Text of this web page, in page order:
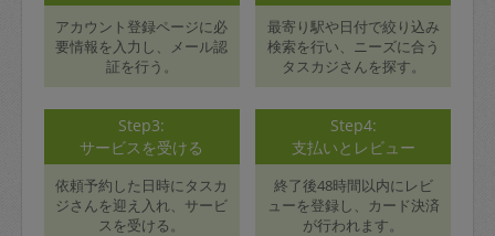
アカウント登録ページに必
要情報を入力し、メール認
証を行う。
最寄り駅や日付で絞り込み
検索を行い、ニーズに合う
タスカジさんを探す。
Step3:
サービスを受ける
依頼予約した日時にタスカ
ジさんを迎え入れ、サービ
スを受ける。
Step4:
支払いとレビュー
終了後48時間以内にレビ
ューを登録し、カード決済
が行われます。